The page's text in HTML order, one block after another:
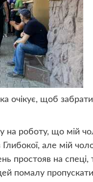
очікує, щоб
на роботу, що мій
але мій
простояв на
помалу